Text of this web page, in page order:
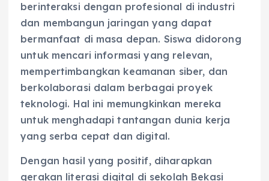
berinteraksi dengan profesional di industri
dan membangun jaringan yang dapat
bermanfaat di masa depan. Siswa didorong
untuk mencari informasi yang relevan,
mempertimbangkan keamanan siber, dan
berkolaborasi dalam berbagai proyek
teknologi. Hal ini memungkinkan mereka
untuk menghadapi tantangan dunia kerja
yang serba cepat dan digital.
Dengan hasil yang positif, diharapkan
gerakan literasi digital di sekolah Bekasi